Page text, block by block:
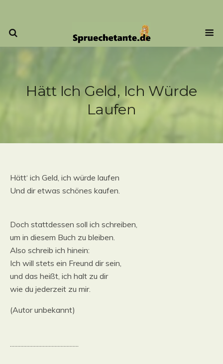
Hätt Ich Geld, Ich Würde
Laufen
Hätt‘ ich Geld, ich würde laufen
Und dir etwas schönes kaufen.
Doch stattdessen soll ich schreiben,
um in diesem Buch zu bleiben.
Also schreib ich hinein:
Ich will stets ein Freund dir sein,
und das heißt, ich halt zu dir
wie du jederzeit zu mir.
(Autor unbekannt)
..............................................